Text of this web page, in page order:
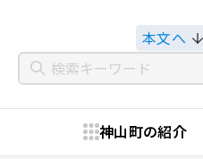
本文へ
神山町の紹介